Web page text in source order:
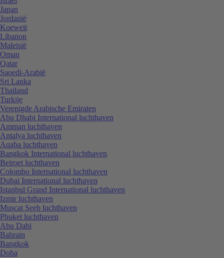
Japan
Jordanië
Koeweit
Libanon
Maleisië
Oman
Qatar
Saoedi-Arabië
Sri Lanka
Thailand
Turkije
Verenigde Arabische Emiraten
Abu Dhabi International luchthaven
Amman luchthaven
Antalya luchthaven
Aqaba luchthaven
Bangkok International luchthaven
Beiroet luchthaven
Colombo International luchthaven
Dubai International luchthaven
Istanbul Grand International luchthaven
Izmir luchthaven
Muscat Seeb luchthaven
Phuket luchthaven
Abu Dabi
Bahrain
Bangkok
Doha